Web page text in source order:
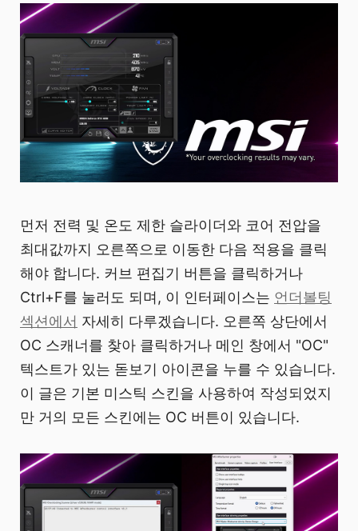
먼저 전력 및 온도 제한 슬라이더와 코어 전압을
최대값까지 오른쪽으로 이동한 다음 적용을 클릭
해야 합니다. 커브 편집기 버튼을 클릭하거나
Ctrl+F를 눌러도 되며, 이 인터페이스는 언더볼팅
섹션에서 자세히 다루겠습니다. 오른쪽 상단에서
OC 스캐너를 찾아 클릭하거나 메인 창에서 "OC"
텍스트가 있는 돋보기 아이콘을 누를 수 있습니다.
이 글은 기본 미스틱 스킨을 사용하여 작성되었지
만 거의 모든 스킨에는 OC 버튼이 있습니다.